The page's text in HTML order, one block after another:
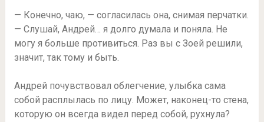
— Конечно, чаю, — согласилась она, снимая перчатки.
— Слушай, Андрей… я долго думала и поняла. Не
могу я больше противиться. Раз вы с Зоей решили,
значит, так тому и быть.
Андрей почувствовал облегчение, улыбка сама
собой расплылась по лицу. Может, наконец-то стена,
которую он всегда видел перед собой, рухнула?